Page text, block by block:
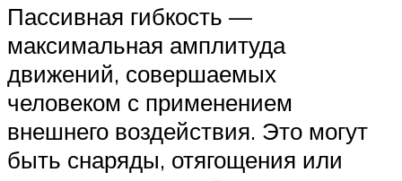
Пассивная гибкость —
максимальная амплитуда
движений, совершаемых
человеком с применением
внешнего воздействия. Это могут
быть снаряды, отягощения или